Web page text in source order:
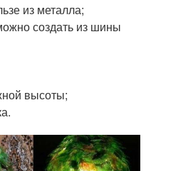
из металла;
создать из шины
высоты;